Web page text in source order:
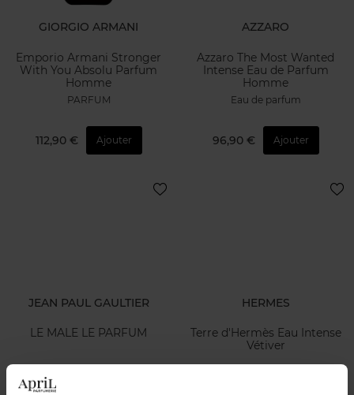
GIORGIO ARMANI
Emporio Armani Stronger
With You Absolu Parfum
Homme
PARFUM
112,90 € Ajouter
AZZARO
Azzaro The Most Wanted
Intense Eau de Parfum
Homme
Eau de parfum
96,90 € Ajouter
JEAN PAUL GAULTIER
LE MALE LE PARFUM
HERMES
Terre d'Hermès Eau Intense
Vétiver